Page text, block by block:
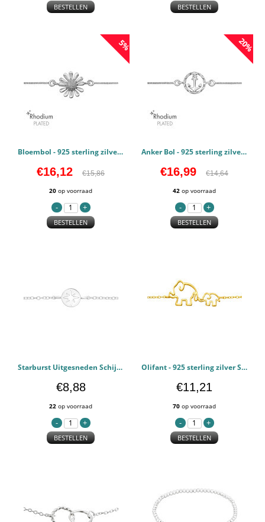
BESTELLEN BESTELLEN
5%
Bloembol - 925 sterling zilver Schakelarmbanden PCJW46792
€16,12 €15,86
20 op voorraad
BESTELLEN
20%
Anker Bol - 925 sterling zilver Schakelarmbanden PCJW46791
€16,99 €14,64
42 op voorraad
BESTELLEN
Starburst Uitgesneden Schijf - 925 sterling zilver Schakelarmbanden PCJW46266
€8,88
22 op voorraad
BESTELLEN
Olifant - 925 sterling zilver Schakelarmbanden PCJW46095
€11,21
70 op voorraad
BESTELLEN